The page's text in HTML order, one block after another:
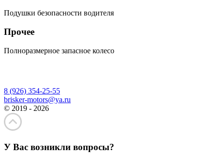
Подушки безопасности водителя
Прочее
Полноразмерное запасное колесо
8 (926) 354-25-55
brisker-motors@ya.ru
© 2019 - 2026
У Вас возникли вопросы?